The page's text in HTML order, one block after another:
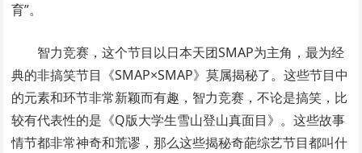
育”。
智力竞赛，这个节目以日本天团SMAP为主角，最为经
典的非搞笑节目《SMAP×SMAP》莫属揭秘了。这些节目中
的元素和环节非常新颖而有趣，智力竞赛，不论是搞笑，比
较有代表性的是《Q版大学生雪山登山真面目》。这些故事
情节都非常神奇和荒谬，那么这些揭秘奇葩综艺节目都叫什